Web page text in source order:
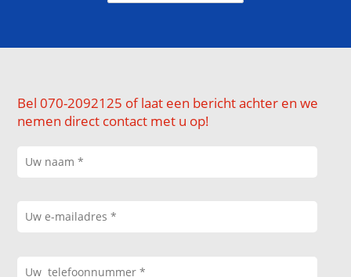
Bel 070-2092125 of laat een bericht achter en we
nemen direct contact met u op!